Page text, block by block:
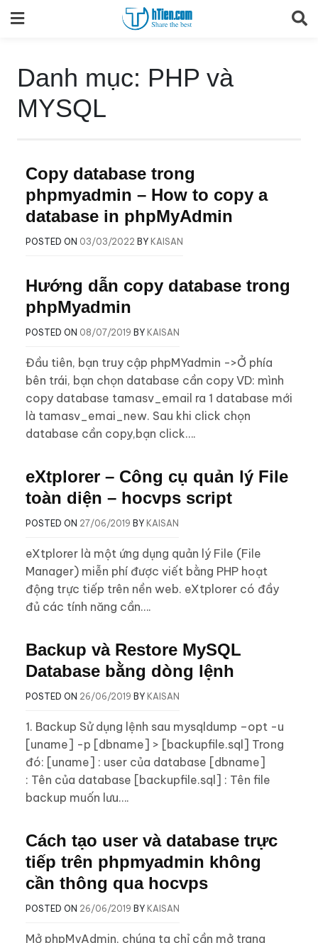
to
Danh mục: PHP và
MYSQL
Copy database trong
phpmyadmin – How to copy a
database in phpMyAdmin
POSTED ON 03/03/2022 BY KAISAN
Hướng dẫn copy database trong
phpMyadmin
POSTED ON 08/07/2019 BY KAISAN
Đầu tiên, bạn truy cập phpMYadmin ->Ở phía
bên trái, bạn chọn database cần copy VD: mình
copy database tamasv_email ra 1 database mới
là tamasv_emai_new. Sau khi click chọn
database cần copy,bạn click….
eXtplorer – Công cụ quản lý File
toàn diện – hocvps script
POSTED ON 27/06/2019 BY KAISAN
eXtplorer là một ứng dụng quản lý File (File
Manager) miễn phí được viết bằng PHP hoạt
động trực tiếp trên nền web. eXtplorer có đầy
đủ các tính năng cần….
Backup và Restore MySQL
Database bằng dòng lệnh
POSTED ON 26/06/2019 BY KAISAN
1. Backup Sử dụng lệnh sau mysqldump –opt -u
[uname] -p [dbname] > [backupfile.sql] Trong
đó: [uname] : user của database [dbname]
: Tên của database [backupfile.sql] : Tên file
backup muốn lưu….
Cách tạo user và database trực
tiếp trên phpmyadmin không
cần thông qua hocvps
POSTED ON 26/06/2019 BY KAISAN
Mở phpMyAdmin, chúng ta chỉ cần mở trang